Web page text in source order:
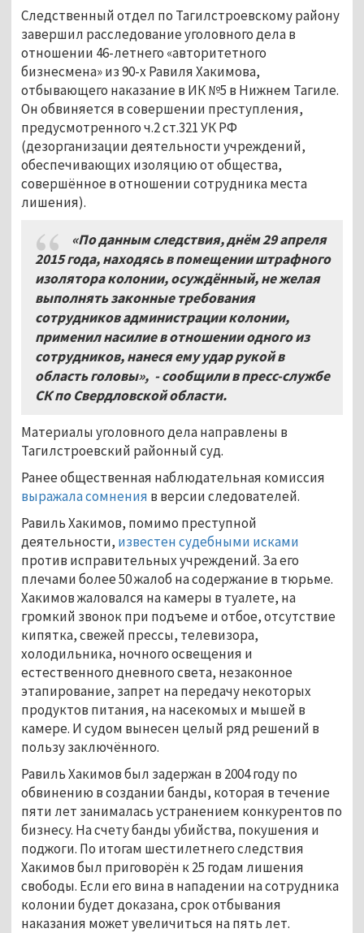
Следственный отдел по Тагилстроевскому району
завершил расследование уголовного дела в
отношении 46-летнего «авторитетного
бизнесмена» из 90-х Равиля Хакимова,
отбывающего наказание в ИК №5 в Нижнем Тагиле.
Он обвиняется в совершении преступления,
предусмотренного ч.2 ст.321 УК РФ
(дезорганизации деятельности учреждений,
обеспечивающих изоляцию от общества,
совершённое в отношении сотрудника места
лишения).
«По данным следствия, днём 29 апреля
2015 года, находясь в помещении штрафного
изолятора колонии, осуждённый, не желая
выполнять законные требования
сотрудников администрации колонии,
применил насилие в отношении одного из
сотрудников, нанеся ему удар рукой в
область головы», - сообщили в пресс-службе
СК по Свердловской области.
Материалы уголовного дела направлены в
Тагилстроевский районный суд.
Ранее общественная наблюдательная комиссия
выражала сомнения в версии следователей.
Равиль Хакимов, помимо преступной
деятельности, известен судебными исками
против исправительных учреждений. За его
плечами более 50 жалоб на содержание в тюрьме.
Хакимов жаловался на камеры в туалете, на
громкий звонок при подъеме и отбое, отсутствие
кипятка, свежей прессы, телевизора,
холодильника, ночного освещения и
естественного дневного света, незаконное
этапирование, запрет на передачу некоторых
продуктов питания, на насекомых и мышей в
камере. И судом вынесен целый ряд решений в
пользу заключённого.
Равиль Хакимов был задержан в 2004 году по
обвинению в создании банды, которая в течение
пяти лет занималась устранением конкурентов по
бизнесу. На счету банды убийства, покушения и
поджоги. По итогам шестилетнего следствия
Хакимов был приговорён к 25 годам лишения
свободы. Если его вина в нападении на сотрудника
колонии будет доказана, срок отбывания
наказания может увеличиться на пять лет.